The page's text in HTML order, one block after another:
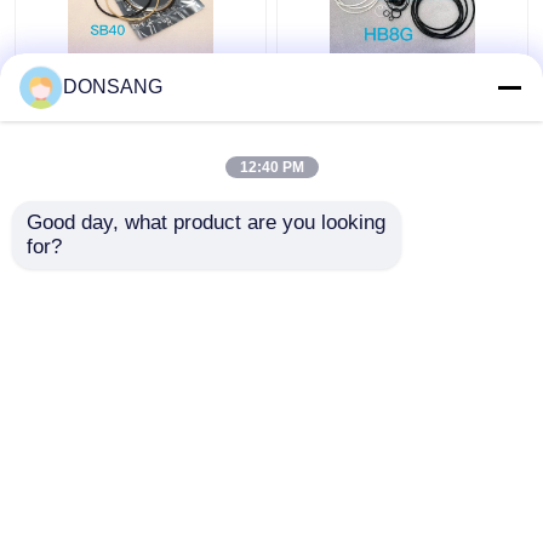
নীল হলুদ SB40 হাইড্রোলিক
ব্রেকার সীল কিট রক ব্রেকার সীল
DONSANG
12:40 PM
Good day, what product are you looking
for?